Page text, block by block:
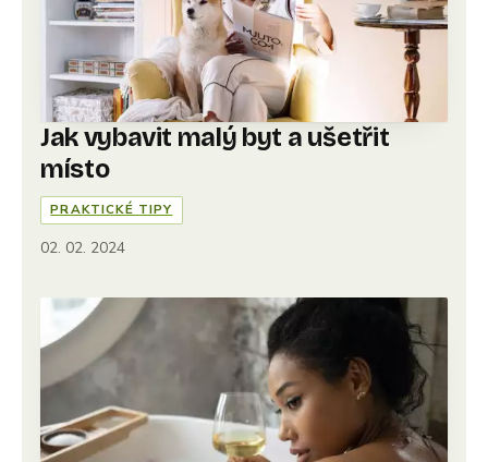
Jak vybavit malý byt a ušetřit
místo
PRAKTICKÉ TIPY
02. 02. 2024